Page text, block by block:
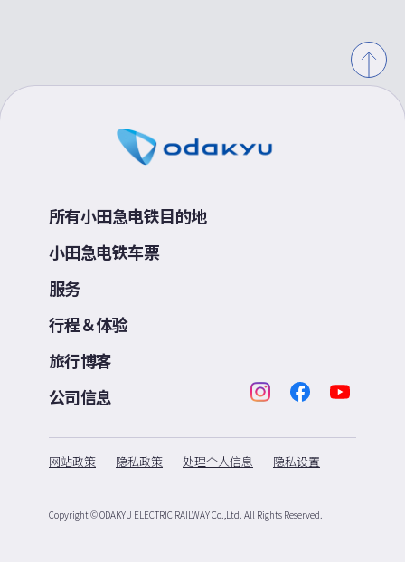
所有小田急电铁目的地
小田急电铁车票
服务
行程＆体验
旅行博客
公司信息
网站政策 隐私政策 处理个人信息 隐私设置
Copyright © ODAKYU ELECTRIC RAILWAY Co.,Ltd. All Rights Reserved.